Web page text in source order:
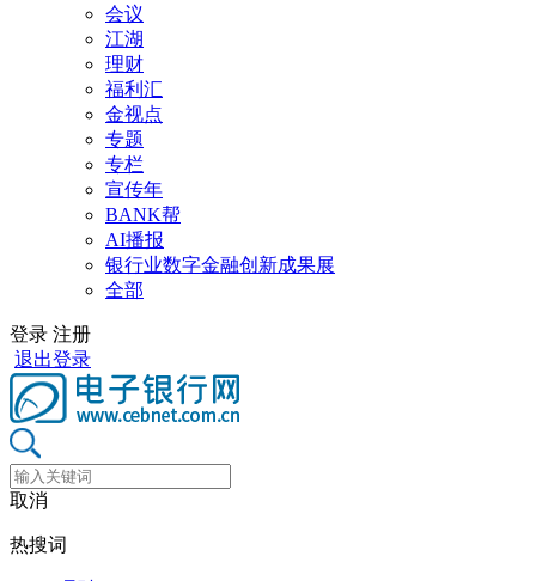
会议
江湖
理财
福利汇
金视点
专题
专栏
宣传年
BANK帮
AI播报
银行业数字金融创新成果展
全部
登录 注册
退出登录
取消
热搜词